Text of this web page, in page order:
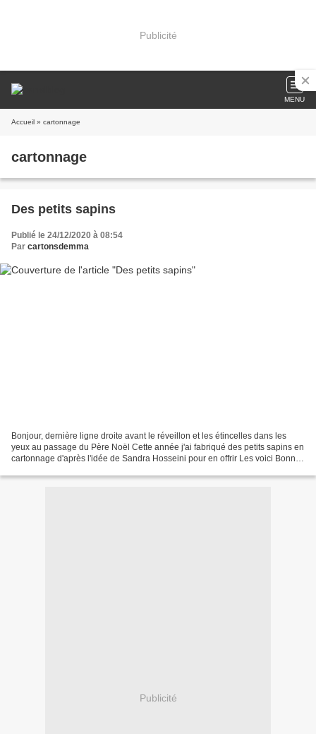
Publicité
MENU
Accueil » cartonnage
cartonnage
Des petits sapins
Publié le 24/12/2020 à 08:54
Par cartonsdemma
Bonjour, dernière ligne droite avant le réveillon et les étincelles dans les
yeux au passage du Père Noël Cette année j'ai fabriqué des petits sapins en
cartonnage d'après l'idée de Sandra Hosseini pour en offrir Les voici Bonnes
Publicité